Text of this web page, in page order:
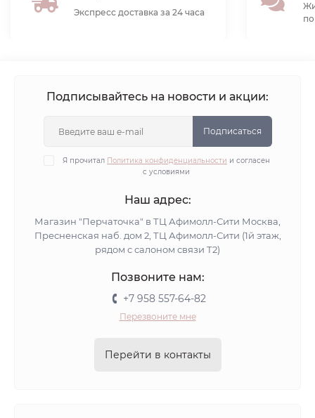
Экспресс доставка за 24 часа
Подписывайтесь на новости и акции:
Подписаться
Я прочитал Политика конфиденциальности и согласен
с условиями
Наш адрес:
Магазин "Перчаточка" в ТЦ Афимолл-Сити Москва,
Пресненская наб. дом 2, ТЦ Афимолл-Сити (1й этаж,
рядом с салоном связи Т2)
Позвоните нам:
+7 958 557-64-82
Перезвоните мне
Перейти в контакты